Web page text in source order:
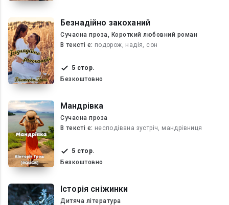
Безнадійно закоханий
Сучасна проза, Короткий любовний роман
В текcті є: подорож, надія, сон
5 стор.
Безкоштовно
Мандрівка
Сучасна проза
В текcті є: несподівана зустріч, мандрівниця
5 стор.
Безкоштовно
Історія сніжинки
Дитяча література